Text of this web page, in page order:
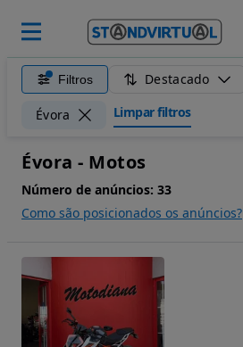
Filtros Destacado
Évora Limpar filtros
Évora - Motos
Número de anúncios: 33
Como são posicionados os anúncios?